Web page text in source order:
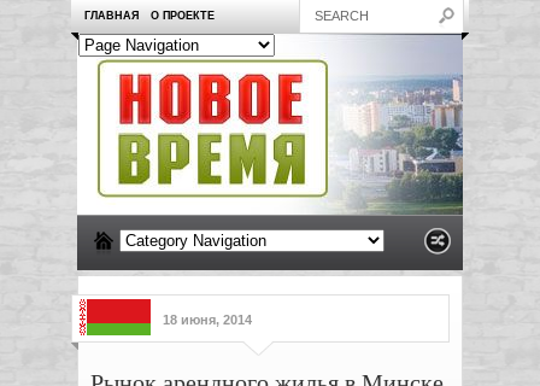
ГЛАВНАЯ О ПРОЕКТЕ
18 июня, 2014